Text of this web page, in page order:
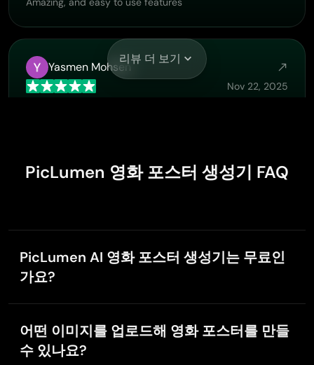
Yasmen Mohsen
Nov 22, 2025
E Ezekial Kvech
Ts is so skibbidy dop dop yes yes
Ai ease great product great team
Ai ease great product great team Ai ease Was a massive
리뷰 더 보기
PicLumen 영화 포스터 생성기 FAQ
PicLumen AI 영화 포스터 생성기는 무료인
가요?
네. PicLumen에서는 무료로 AI 영화 포스터를 만들기 시
아 이미지를 생성하고 AI 크리에이션 도구를 체험할 수
있습니다.
어떤 이미지를 업로드해 영화 포스터를 만들
수 있나요?